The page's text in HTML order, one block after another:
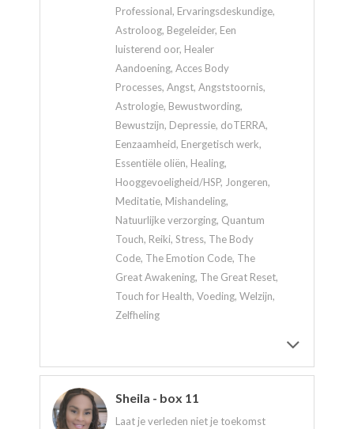
Professional, Ervaringsdeskundige,
Astroloog, Begeleider, Een
luisterend oor, Healer
Aandoening, Acces Body
Processes, Angst, Angststoornis,
Astrologie, Bewustwording,
Bewustzijn, Depressie, doTERRA,
Eenzaamheid, Energetisch werk,
Essentiële oliën, Healing,
Hooggevoeligheid/HSP, Jongeren,
Meditatie, Mishandeling,
Natuurlijke verzorging, Quantum
Touch, Reiki, Stress, The Body
Code, The Emotion Code, The
Great Awakening, The Great Reset,
Touch for Health, Voeding, Welzijn,
Zelfheling
Sheila - box 11
Laat je verleden niet je toekomst